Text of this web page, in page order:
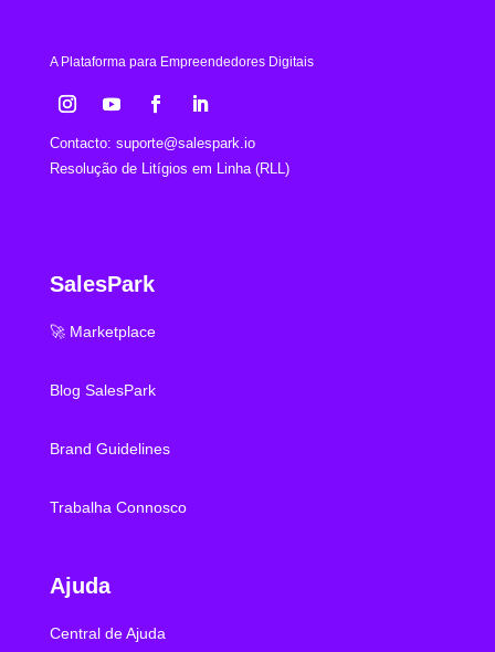
A Plataforma para Empreendedores Digitais
Contacto: suporte@salespark.io
Resolução de Litígios em Linha (RLL)
SalesPark
🚀 Marketplace
Blog SalesPark
Brand Guidelines
Trabalha Connosco
Ajuda
Central de Ajuda